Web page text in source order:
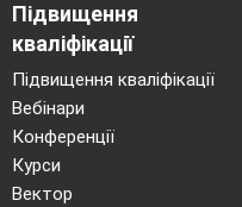
Підвищення
кваліфікації
Підвищення кваліфікації
Вебінари
Конференції
Курси
Вектор